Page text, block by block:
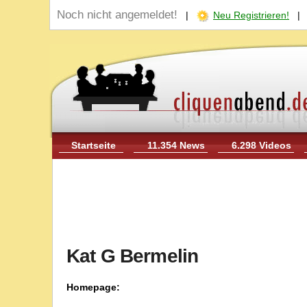
Noch nicht angemeldet! | Neu Registrieren!
Startseite 11.354 News 6.298 Videos
Kat G Bermelin
Homepage: